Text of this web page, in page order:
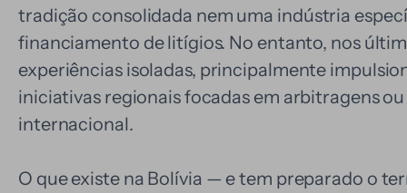
tradição consolidada nem uma indústria
financiamento de litígios. No entanto, nos
experiências isoladas, principalmente
iniciativas regionais focadas em arbitragens
internacional.
O que existe na Bolívia — e tem preparado o